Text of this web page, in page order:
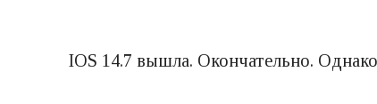
IOS 14.7 вышла. Окончательно.